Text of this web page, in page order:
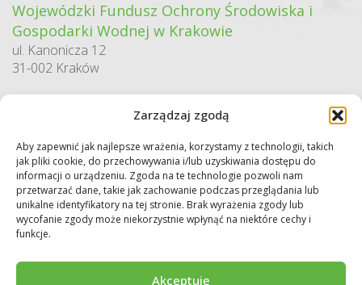
Zarządzaj zgodą
Aby zapewnić jak najlepsze wrażenia, korzystamy z technologii, takich
jak pliki cookie, do przechowywania i/lub uzyskiwania dostępu do
informacji o urządzeniu. Zgoda na te technologie pozwoli nam
przetwarzać dane, takie jak zachowanie podczas przeglądania lub
unikalne identyfikatory na tej stronie. Brak wyrażenia zgody lub
wycofanie zgody może niekorzystnie wpłynąć na niektóre cechy i
funkcje.
Akceptuję
Wojewódzki Fundusz Ochrony Środowiska i
Gospodarki Wodnej w Krakowie
ul. Kanonicza 12
31-002 Kraków
Sekretariat / Dziennik podawczy
tel.: 12 422 94 90
e-mail:biuro@wfos.krakow.pl